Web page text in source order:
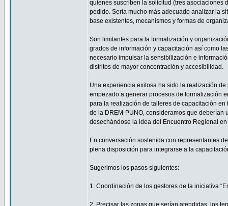
quienes suscriben la solicitud (tres asociaciones
pedido. Sería mucho más adecuado analizar la
base existentes, mecanismos y formas de
Son limitantes para la formalización y
grados de información y capacitación así como
necesario impulsar la sensibilización e
distritos de mayor concentración y accesibilidad.
Una experiencia exitosa ha sido la realización
empezado a generar procesos de formalización
para la realización de talleres de capacitación
de la DREM-PUNO, consideramos que
desechándose la idea del Encuentro Regional
En conversación sostenida con representantes
plena disposición para integrarse a la
Sugerimos los pasos siguientes:
1. Coordinación de los gestores de la iniciativa
2. Precisar las zonas que serían atendidas, los